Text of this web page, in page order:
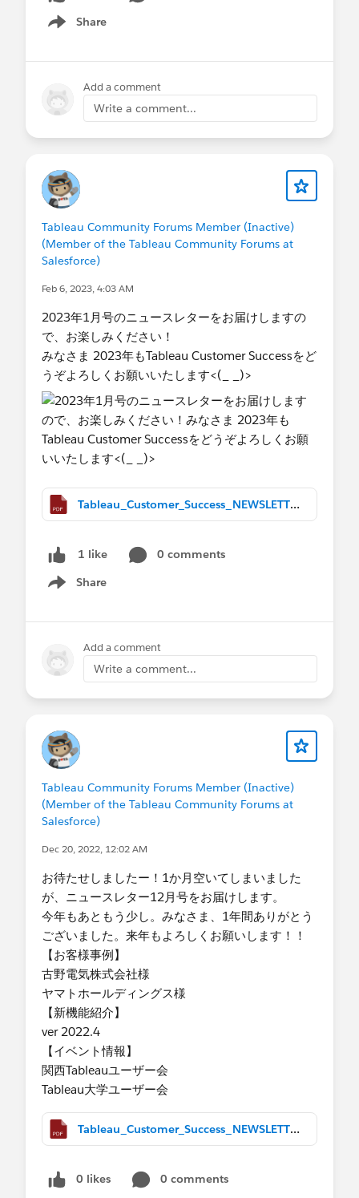
Share
Show menu
Add a comment
Write a comment...
Tableau Community Forums Member (Inactive)
(Member of the Tableau Community Forums at
Salesforce)
Feb 6, 2023, 4:03 AM
2023年1月号の​ニュースレターをお届けしますの
で、お楽しみください！
みなさま 2023年もTableau Customer Successをど
うぞよろしくお願いいたします​<(_ _)>
Tableau_Customer_Success_NEWSLETTER_Jan2023.pdf
1 like
0 comments
Share
Show menu
Add a comment
Write a comment...
Tableau Community Forums Member (Inactive)
(Member of the Tableau Community Forums at
Salesforce)
Dec 20, 2022, 12:02 AM
お待たせしましたー！1か月空いてしまいました
が、ニュースレター12月号をお届けします。​
今年もあともう少し。みなさま、1年間ありがとう
ございました。来年もよろしくお願いします！！​
【お客様事例】
​古野電気株式会社様
ヤマトホールディングス様
【新機能紹介】​
​ver 2022.4
【イベント情報】​
​関西Tableauユーザー会
Tableau大学ユーザー会​
Tableau_Customer_Success_NEWSLETTER_December2022.pdf
0 likes
0 comments